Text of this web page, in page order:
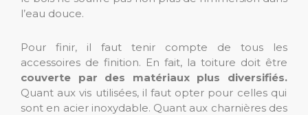
l’eau douce.
Pour finir, il faut tenir compte de tous les
accessoires de finition. En fait, la toiture doit être
couverte par des matériaux plus diversifiés.
Quant aux vis utilisées, il faut opter pour celles qui
sont en acier inoxydable. Quant aux charnières des